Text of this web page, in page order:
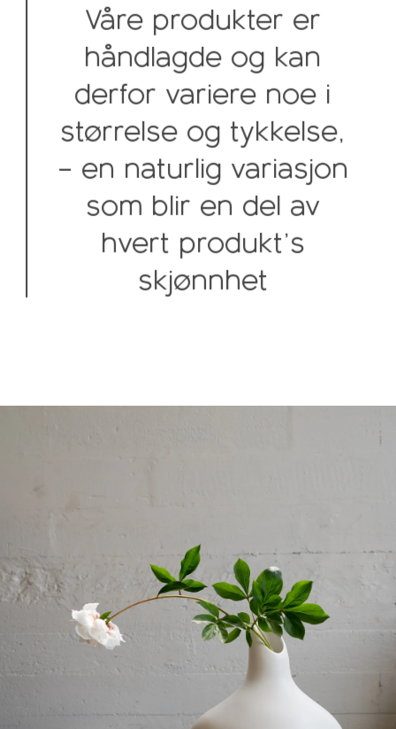
Våre produkter er
håndlagde og kan
derfor variere noe i
størrelse og tykkelse,
– en naturlig variasjon
som blir en del av
hvert produkt’s
skjønnhet